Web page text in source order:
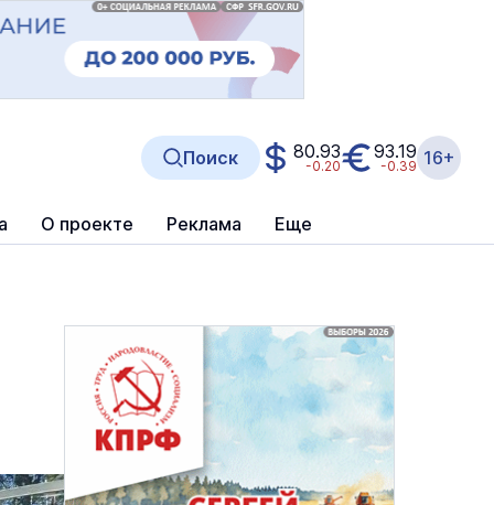
О проекте Реклама Еще
Поиск 80.93
-0.20
93.19
-0.39 16+